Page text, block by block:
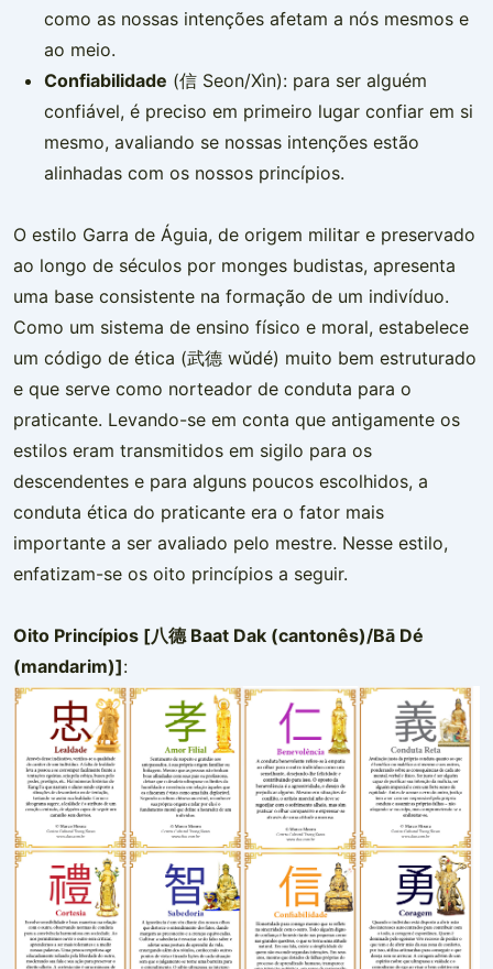
como as nossas intenções afetam a nós mesmos e
ao meio.
Confiabilidade (信 Seon/Xìn): para ser alguém
confiável, é preciso em primeiro lugar confiar em si
mesmo, avaliando se nossas intenções estão
alinhadas com os nossos princípios.
O estilo Garra de Águia, de origem militar e preservado
ao longo de séculos por monges budistas, apresenta
uma base consistente na formação de um indivíduo.
Como um sistema de ensino físico e moral, estabelece
um código de ética (武德 wǔdé) muito bem estruturado
e que serve como norteador de conduta para o
praticante. Levando-se em conta que antigamente os
estilos eram transmitidos em sigilo para os
descendentes e para alguns poucos escolhidos, a
conduta ética do praticante era o fator mais
importante a ser avaliado pelo mestre. Nesse estilo,
enfatizam-se os oito princípios a seguir.
Oito Princípios [八德 Baat Dak (cantonês)/Bā Dé
(mandarim)]: